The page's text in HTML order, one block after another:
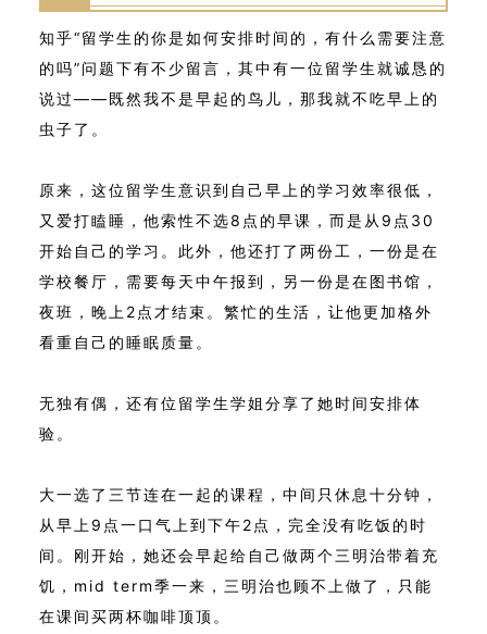
知乎“留学生的你是如何安排时间的，有什么需要注意
的吗”问题下有不少留言，其中有一位留学生就诚恳的
说过——既然我不是早起的鸟儿，那我就不吃早上的
虫子了。
原来，这位留学生意识到自己早上的学习效率很低，
又爱打瞌睡，他索性不选8点的早课，而是从9点30
开始自己的学习。此外，他还打了两份工，一份是在
学校餐厅，需要每天中午报到，另一份是在图书馆，
夜班，晚上2点才结束。繁忙的生活，让他更加格外
看重自己的睡眠质量。
无独有偶，还有位留学生学姐分享了她时间安排体
验。
大一选了三节连在一起的课程，中间只休息十分钟，
从早上9点一口气上到下午2点，完全没有吃饭的时
间。刚开始，她还会早起给自己做两个三明治带着充
饥，mid term季一来，三明治也顾不上做了，只能
在课间买两杯咖啡顶顶。